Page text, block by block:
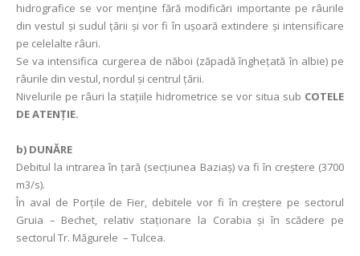
hidrografice se vor menține fără modificări importante pe râurile
din vestul și sudul țării și vor fi în ușoară extindere și intensificare
pe celelalte râuri.
Se va intensifica curgerea de năboi (zăpadă îngheţată în albie) pe
râurile din vestul, nordul și centrul țării.
Nivelurile pe râuri la staţiile hidrometrice se vor situa sub COTELE
DE ATENŢIE.
b) DUNĂRE
Debitul la intrarea în ţară (secţiunea Baziaş) va fi în creştere (3700
m3/s).
În aval de Porţile de Fier, debitele vor fi în creştere pe sectorul
Gruia – Bechet, relativ staționare la Corabia şi în scădere pe
sectorul Tr. Măgurele – Tulcea.